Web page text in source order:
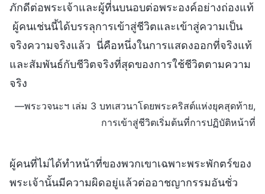
ภักดีต่อพระเจ้าและผู้ที่นบนอบต่อพระองค์อย่างถ่องแท้
ผู้คนเช่นนี้ได้บรรลุการเข้าสู่ชีวิตและเข้าสู่ความเป็น
จริงความจริงแล้ว นี่คือหนึ่งในการแสดงออกที่จริงแท้
และสัมพันธ์กับชีวิตจริงที่สุดของการใช้ชีวิตตามความ
จริง
—พระวจนะฯ เล่ม 3 บทเสวนาโดยพระคริสต์แห่งยุคสุดท้าย,
การเข้าสู่ชีวิตเริ่มต้นที่การปฏิบัติหน้าที่
ผู้คนที่ไม่ได้ทำหน้าที่ของพวกเขาเฉพาะพระพักตร์ของ
พระเจ้านั้นมีความผิดอยู่แล้วต่ออาชญากรรมอันชั่ว